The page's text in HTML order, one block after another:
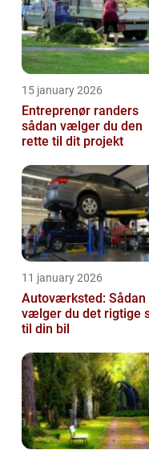
15 january 2026
Entreprenør randers
sådan vælger du den
rette til dit projekt
11 january 2026
Autoværksted: Sådan
vælger du det rigtige
til din bil